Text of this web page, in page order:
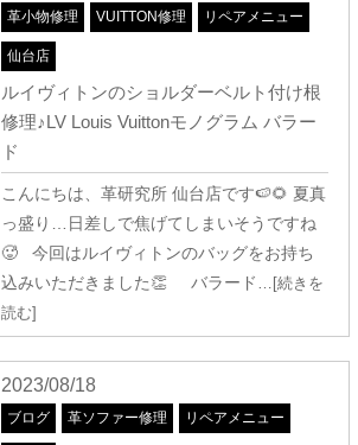
革小物修理 VUITTON修理 リペアメニュー
仙台店
ルイヴィトンのショルダーベルト付け根
修理♪LV Louis Vuittonモノグラム バラー
ド
こんにちは、革研究所 仙台店です🍉🌻 夏真
っ盛り…日差しで焦げてしまいそうですね
🥵 今回はルイヴィトンのバッグをお持ち
込みいただきました👏 バラード …[続きを
読む]
2023/08/18
ブログ 革ソファー修理 リペアメニュー